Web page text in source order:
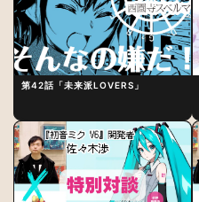
第42話「未来派LOVERS」